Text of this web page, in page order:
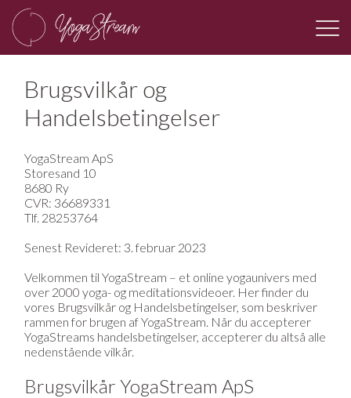
Brugsvilkår og
Handelsbetingelser
YogaStream ApS
Storesand 10
8680 Ry
CVR: 36689331
Tlf. 28253764
Senest Revideret: 3. februar 2023
Velkommen til YogaStream – et online yogaunivers med
over 2000 yoga- og meditationsvideoer. Her finder du
vores Brugsvilkår og Handelsbetingelser, som beskriver
rammen for brugen af YogaStream. Når du accepterer
YogaStreams handelsbetingelser, accepterer du altså alle
nedenstående vilkår.
Brugsvilkår YogaStream ApS